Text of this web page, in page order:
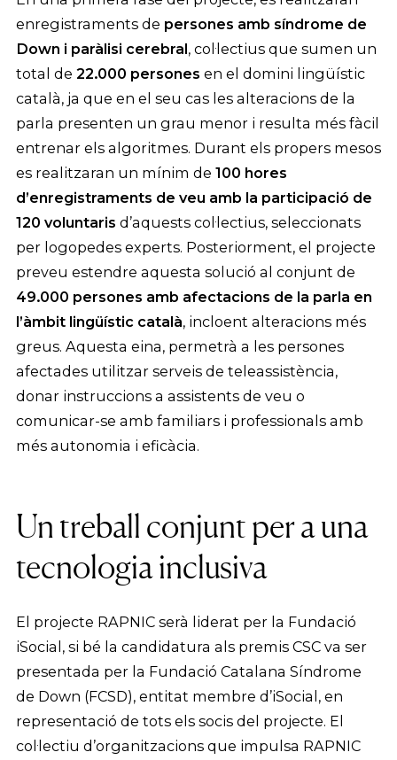
enregistraments de persones amb síndrome de
Down i paràlisi cerebral, col·lectius que sumen un
total de 22.000 persones en el domini lingüístic
català, ja que en el seu cas les alteracions de la
parla presenten un grau menor i resulta més fàcil
entrenar els algoritmes. Durant els propers mesos
es realitzaran un mínim de 100 hores
d’enregistraments de veu amb la participació de
120 voluntaris d’aquests col·lectius, seleccionats
per logopedes experts. Posteriorment, el projecte
preveu estendre aquesta solució al conjunt de
49.000 persones amb afectacions de la parla en
l’àmbit lingüístic català, incloent alteracions més
greus. Aquesta eina, permetrà a les persones
afectades utilitzar serveis de teleassistència,
donar instruccions a assistents de veu o
comunicar-se amb familiars i professionals amb
més autonomia i eficàcia.
Un treball conjunt per a una
tecnologia inclusiva
El projecte RAPNIC serà liderat per la Fundació
iSocial, si bé la candidatura als premis CSC va ser
presentada per la Fundació Catalana Síndrome
de Down (FCSD), entitat membre d’iSocial, en
representació de tots els socis del projecte. El
col·lectiu d’organitzacions que impulsa RAPNIC